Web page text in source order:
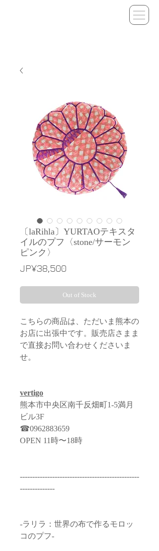
〔laRihla〕YURTAOテキスタ
イルのプフ〈stone/サーモン
ピンク〉
JP¥38,500
Out of Stock
こちらの商品は、ただいま熊本の
お店に出張中です。販売店さまま
で直接お問い合わせくださいま
せ。
vertigo
熊本市中央区南千反畑町1-5満月
ビル3F
☎︎0962883659
OPEN 11時〜18時
------------------------------------------------
--------------
-ラリラ：世界の布で作るモロッ
コのプフ-